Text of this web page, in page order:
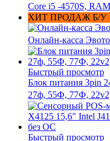
Core i5 -4570S,
ХИТ ПРОДАЖ Б/У
Онлайн-касса
Быстрый просмотр
Блок питания 3pin
27ф, 55Ф, 77Ф,
Быстрый просмотр